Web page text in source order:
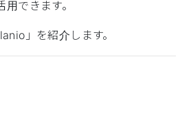
できます。
」を紹介します。